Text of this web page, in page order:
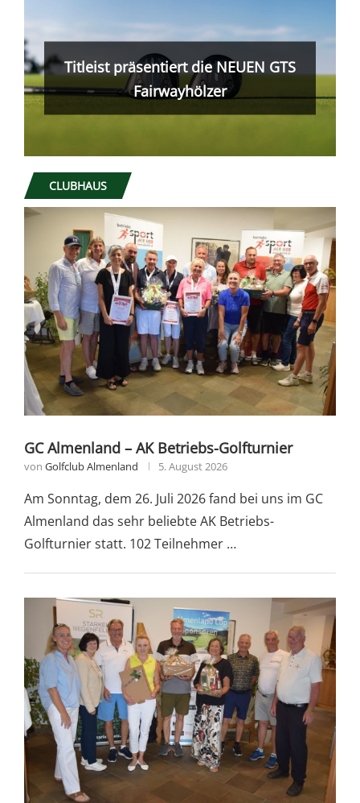
Was nicht passt, wird passend
gemacht!
CLUBHAUS
GC Almenland – AK Betriebs-Golfturnier
von Golfclub Almenland 5. August 2026
Am Sonntag, dem 26. Juli 2026 fand bei uns im GC
Almenland das sehr beliebte AK Betriebs-
Golfturnier statt. 102 Teilnehmer …